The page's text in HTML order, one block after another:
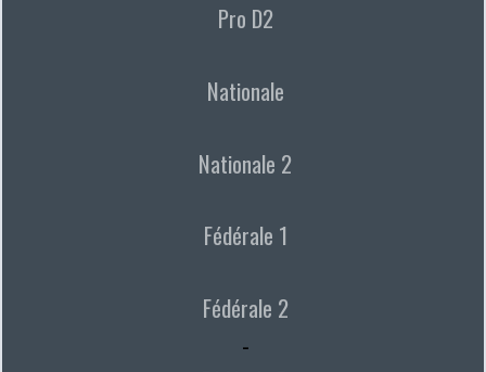
Pro D2
Nationale
Nationale 2
Fédérale 1
Fédérale 2
-